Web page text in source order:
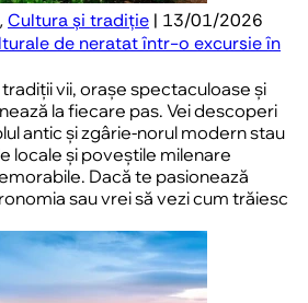
,Cultura și tradiție | 13/01/2026
de neratat într-o excursie în
vii, orașe spectaculoase și
la fiecare pas. Vei descoperi
antic și zgârie-norul modern stau
locale și poveștile milenare
Dacă te pasionează
sau vrei să vezi cum trăiesc